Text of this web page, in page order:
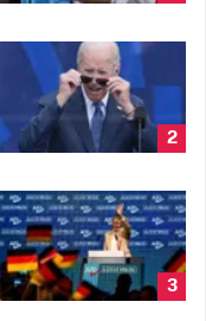
2
3